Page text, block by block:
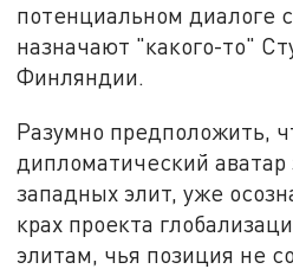
потенциальном диалоге
назначают "какого-то"
Финляндии.
Разумно предположить,
дипломатический аватар
западных элит, уже
крах проекта
элитам, чья позиция не